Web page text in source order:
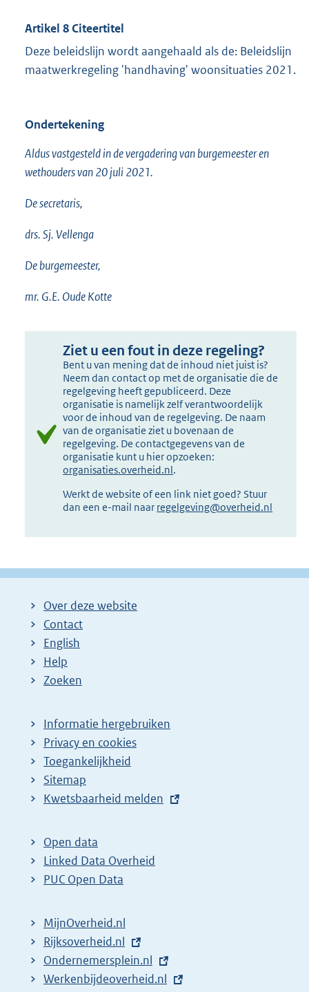
Artikel 8 Citeertitel
Deze beleidslijn wordt aangehaald als de: Beleidslijn
maatwerkregeling 'handhaving' woonsituaties 2021.
Ondertekening
Aldus vastgesteld in de vergadering van burgemeester en
wethouders van 20 juli 2021.
De secretaris,
drs. Sj. Vellenga
De burgemeester,
mr. G.E. Oude Kotte
Ziet u een fout in deze regeling?
Bent u van mening dat de inhoud niet juist is?
Neem dan contact op met de organisatie die de
regelgeving heeft gepubliceerd. Deze
organisatie is namelijk zelf verantwoordelijk
voor de inhoud van de regelgeving. De naam
van de organisatie ziet u bovenaan de
regelgeving. De contactgegevens van de
organisatie kunt u hier opzoeken:
organisaties.overheid.nl.
Werkt de website of een link niet goed? Stuur
dan een e-mail naar regelgeving@overheid.nl
Over deze website
Contact
English
Help
Zoeken
Informatie hergebruiken
Privacy en cookies
Toegankelijkheid
Sitemap
E
t
e
r
l
i
n
k
Kwetsbaarheid melden
Open data
Linked Data Overheid
PUC Open Data
MijnOverheid.nl
E
x
t
Rijksoverheid.nl
E
x
Ondernemersplein.nl
E
Werkenbijdeoverheid.nl